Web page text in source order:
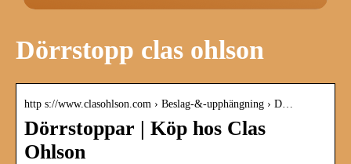
Dörrstopp clas ohlson
http s://www.clasohlson.com › Beslag-&-upphängning › D…
Dörrstoppar | Köp hos Clas
Ohlson